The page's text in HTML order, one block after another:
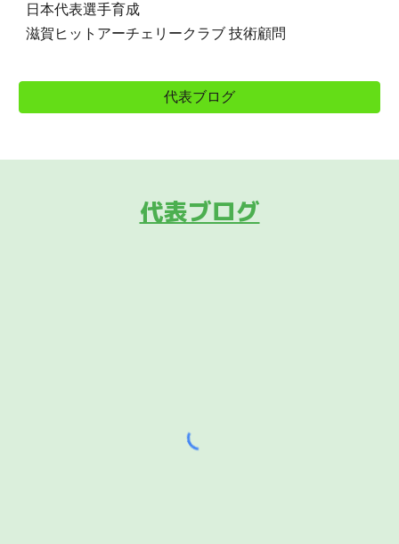
日本代表選手育成
滋賀ヒットアーチェリークラブ 技術顧問
代表ブログ
代表ブログ